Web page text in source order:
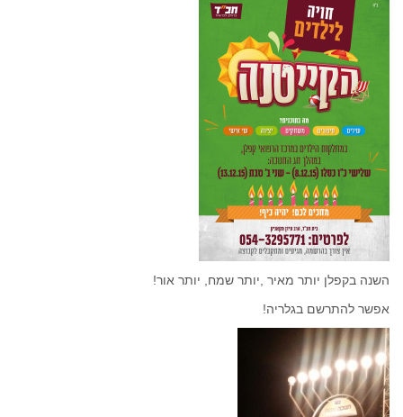
השנה בקפלן יותר מאיר ,יותר שמח, יותר אור!
אפשר להתרשם בגלריה!